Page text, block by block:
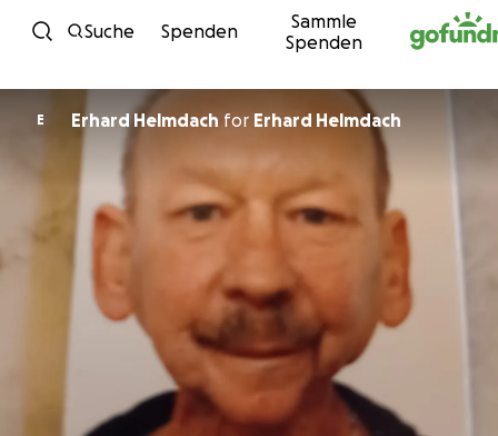
Zum Inhalt
Suche Spenden
Sammle
Spenden
E Erhard Helmdach for Erhard Helmdach